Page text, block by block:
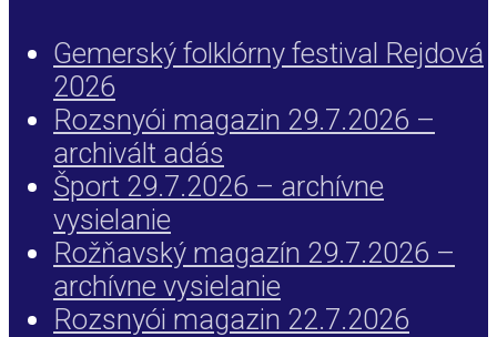
Gemerský folklórny festival Rejdová
2026
Rozsnyói magazin 29.7.2026 –
archivált adás
Šport 29.7.2026 – archívne
vysielanie
Rožňavský magazín 29.7.2026 –
archívne vysielanie
Rozsnyói magazin 22.7.2026